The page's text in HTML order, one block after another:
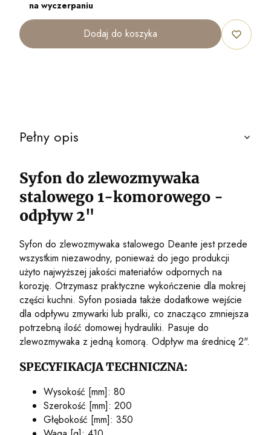
na wyczerpaniu
Dodaj do koszyka
Pełny opis
Syfon do zlewozmywaka
stalowego 1-komorowego -
odpływ 2"
Syfon do zlewozmywaka stalowego Deante jest przede
wszystkim niezawodny, ponieważ do jego produkcji
użyto najwyższej jakości materiałów odpornych na
korozję. Otrzymasz praktyczne wykończenie dla mokrej
części kuchni. Syfon posiada także dodatkowe wejście
dla odpływu zmywarki lub pralki, co znacząco zmniejsza
potrzebną ilość domowej hydrauliki. Pasuje do
zlewozmywaka z jedną komorą. Odpływ ma średnicę 2".
SPECYFIKACJA TECHNICZNA:
Wysokość [mm]: 80
Szerokość [mm]: 200
Głębokość [mm]: 350